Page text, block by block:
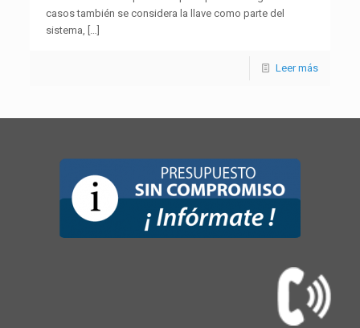
casos también se considera la llave como parte del
sistema, […]
Leer más